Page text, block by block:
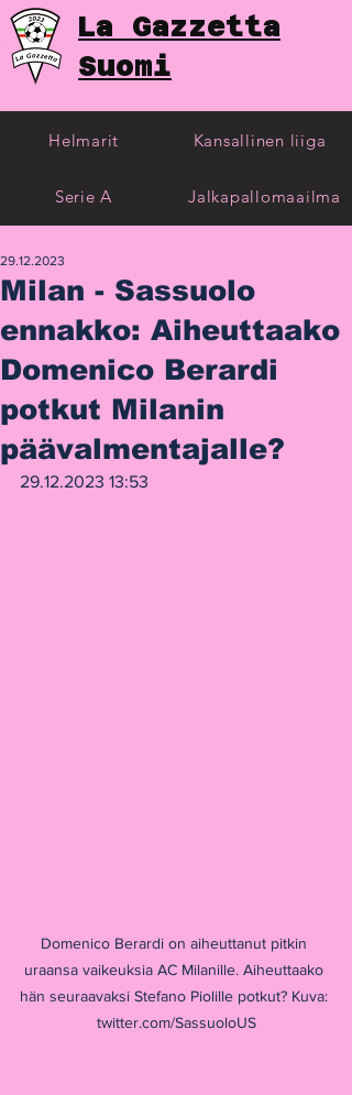
La Gazzetta
Suomi
Helmarit
Serie A
Kansallinen liiga
Jalkapallomaailma
Milan - Sassuolo
ennakko: Aiheuttaako
Domenico Berardi
potkut Milanin
päävalmentajalle?
29.12.2023
29.12.2023 13:53
Domenico Berardi on aiheuttanut pitkin
uraansa vaikeuksia AC Milanille. Aiheuttaako
hän seuraavaksi Stefano Piolille potkut? Kuva:
twitter.com/SassuoloUS